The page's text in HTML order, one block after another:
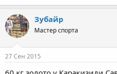
Зубайр
Мастер спорта
27 Сен 2015